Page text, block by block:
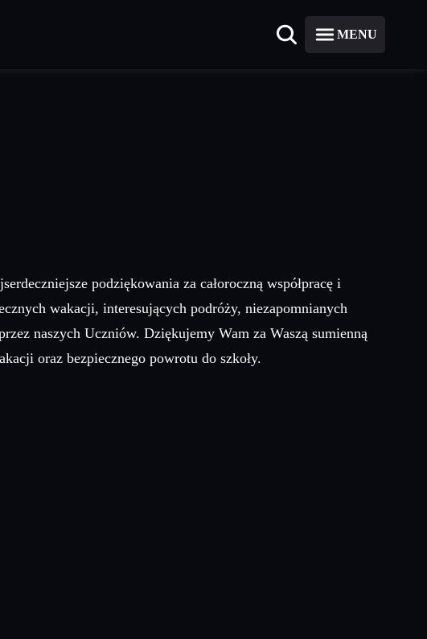
MENU
podziękowania za całoroczną współpracę i
wakacji, interesujących podróży, niezapomnianych
naszych Uczniów. Dziękujemy Wam za Waszą sumienną
oraz bezpiecznego powrotu do szkoły.